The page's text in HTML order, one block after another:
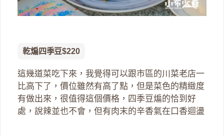
乾煸四季豆$220
這幾道菜吃下來，我覺得可以跟市區的川菜老店一
比高下了，價位雖然有高了點，但是菜色的精緻度
有做出來，很值得這個價格，四季豆煸的恰到好
處，說辣並也不會，但有肉末的辛香氣在口香迴盪